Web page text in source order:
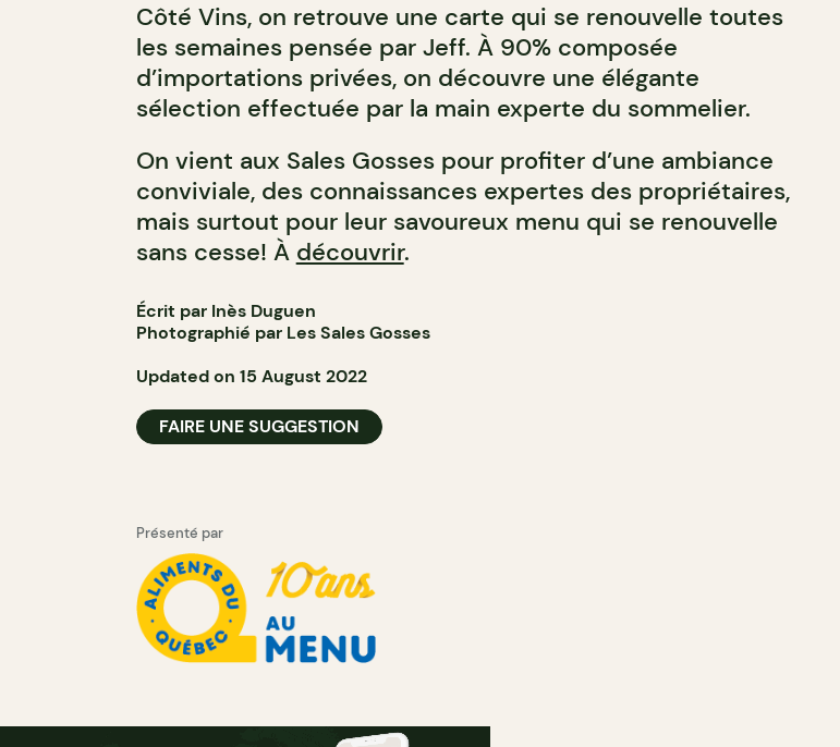
Côté Vins, on retrouve une carte qui se renouvelle toutes
les semaines pensée par Jeff. À 90% composée
d’importations privées, on découvre une élégante
sélection effectuée par la main experte du sommelier.
On vient aux Sales Gosses pour profiter d’une ambiance
conviviale, des connaissances expertes des propriétaires,
mais surtout pour leur savoureux menu qui se renouvelle
sans cesse! À découvrir.
Écrit par Inès Duguen
Photographié par Les Sales Gosses
Updated on 15 August 2022
FAIRE UNE SUGGESTION
Présenté par